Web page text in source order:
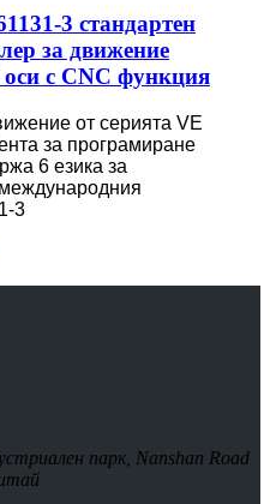
3 стандартен
за движение
с CNC функция
от серията VE
за програмиране
6 езика за
3
парк, Nanshan Road